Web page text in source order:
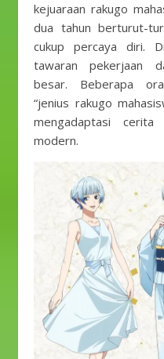
kejuaraan rakugo
dua tahun berturut-
cukup percaya diri.
tawaran pekerjaan
besar. Beberapa
“jenius rakugo
mengadaptasi
modern.